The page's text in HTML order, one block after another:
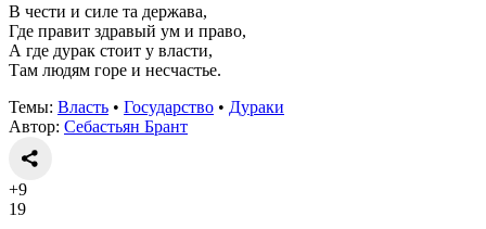
В чести и силе та держава,
Где правит здравый ум и право,
А где дурак стоит у власти,
Там людям горе и несчастье.
Темы: Власть • Государство • Дураки
Автор: Себастьян Брант
+9
19